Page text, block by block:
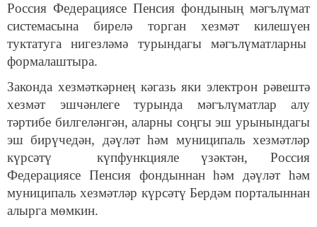
Россия Федерациясе Пенсия фондының мәгълүмат
системасына бирелә торган хезмәт килешүен
туктатуга нигезләмә турындагы мәгълүматларны
формалаштыра.
Законда хезмәткәрнең кәгазь яки электрон рәвештә
хезмәт эшчәнлеге турында мәгълүматлар алу
тәртибе билгеләнгән, аларны соңгы эш урынындагы
эш бирүчедән, дәүләт һәм муниципаль хезмәтләр
күрсәтү күпфункцияле үзәктән, Россия
Федерациясе Пенсия фондыннан һәм дәүләт һәм
муниципаль хезмәтләр күрсәтү Бердәм порталыннан
алырга мөмкин.